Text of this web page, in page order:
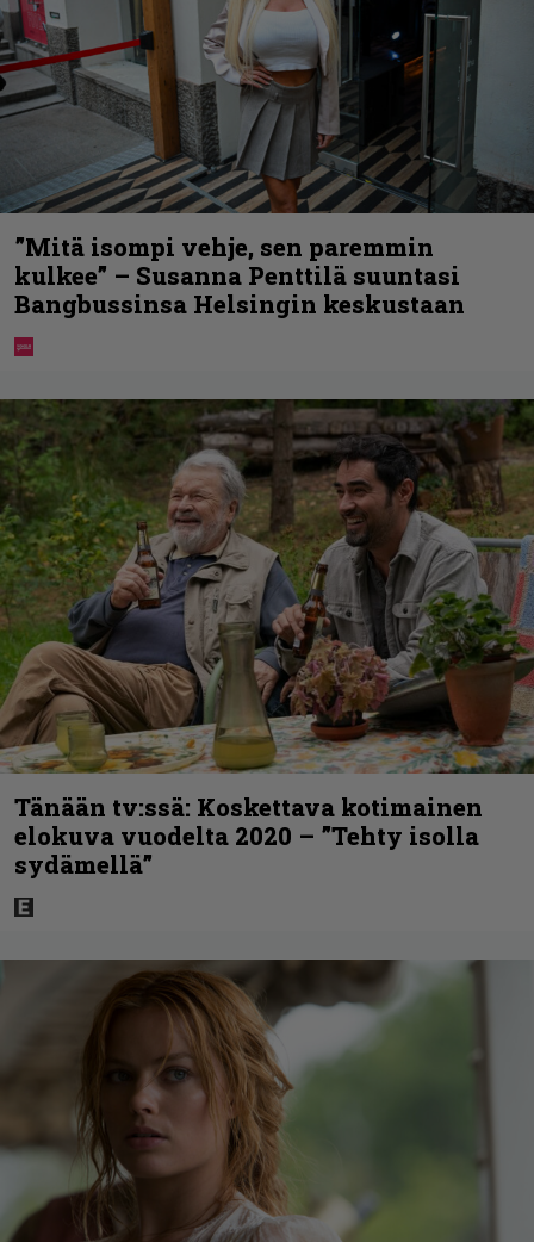
”Mitä isompi vehje, sen paremmin
kulkee” – Susanna Penttilä suuntasi
Bangbussinsa Helsingin keskustaan
Tänään tv:ssä: Koskettava kotimainen
elokuva vuodelta 2020 – ”Tehty isolla
sydämellä”